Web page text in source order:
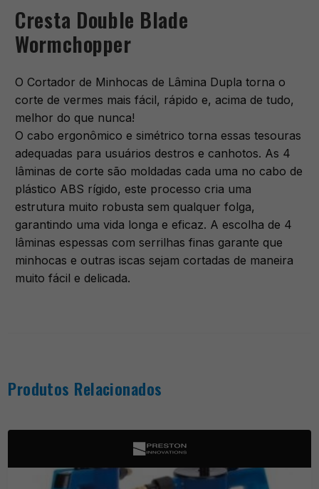
Cresta Double Blade
Wormchopper
O Cortador de Minhocas de Lâmina Dupla torna o
corte de vermes mais fácil, rápido e, acima de tudo,
melhor do que nunca!
O cabo ergonômico e simétrico torna essas tesouras
adequadas para usuários destros e canhotos. As 4
lâminas de corte são moldadas cada uma no cabo de
plástico ABS rígido, este processo cria uma
estrutura muito robusta sem qualquer folga,
garantindo uma vida longa e eficaz. A escolha de 4
lâminas espessas com serrilhas finas garante que
minhocas e outras iscas sejam cortadas de maneira
muito fácil e delicada.
Produtos Relacionados